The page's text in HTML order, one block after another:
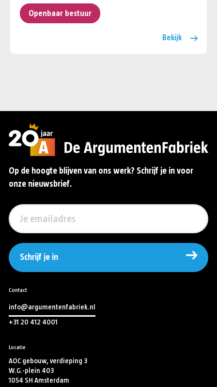
Openbaar bestuur
Bekijk
Op de hoogte blijven van ons werk? Schrijf je in voor
onze nieuwsbrief.
Schrijf je in
Contact
info@argumentenfabriek.nl
+31 20 412 4001
Locatie
AOC gebouw, verdieping 3
W.G.-plein 403
1054 SH Amsterdam